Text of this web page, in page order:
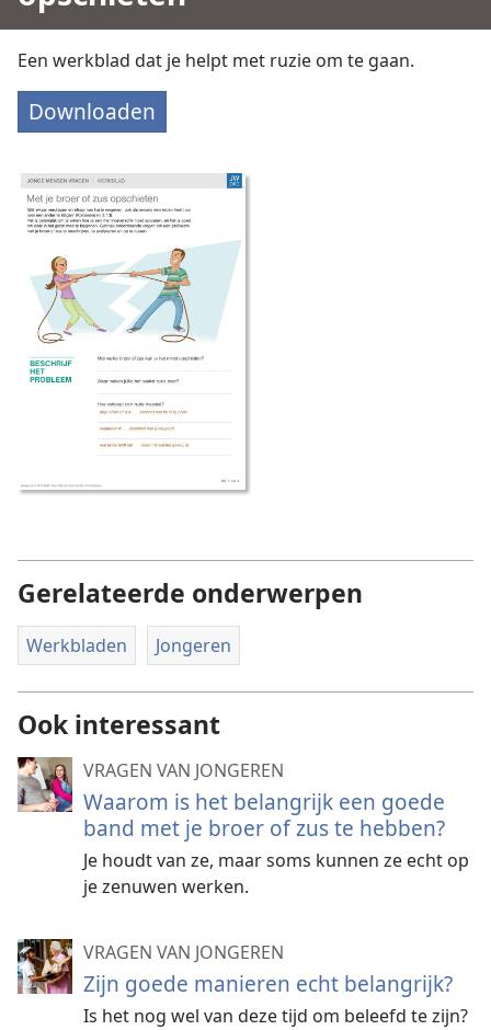
Een werkblad dat je helpt met ruzie om te gaan.
Downloaden
Gerelateerde onderwerpen
Werkbladen Jongeren
Ook interessant
VRAGEN VAN JONGEREN
Waarom is het belangrijk een goede
band met je broer of zus te hebben?
Je houdt van ze, maar soms kunnen ze echt op
je zenuwen werken.
VRAGEN VAN JONGEREN
Zijn goede manieren echt belangrijk?
Is het nog wel van deze tijd om beleefd te zijn?